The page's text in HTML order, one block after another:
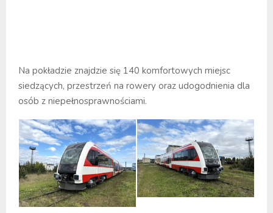
Na pokładzie znajdzie się 140 komfortowych miejsc
siedzących, przestrzeń na rowery oraz udogodnienia dla
osób z niepełnosprawnościami.